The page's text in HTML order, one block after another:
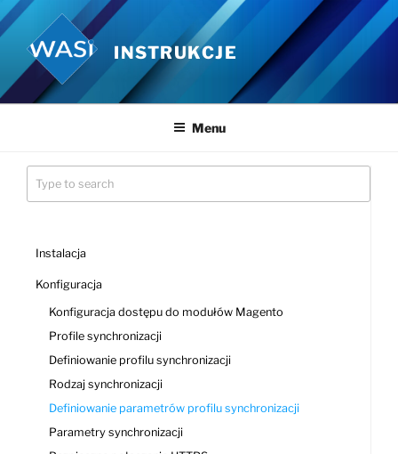
Przejdź
do
treści
INSTRUKCJE
Menu
Instalacja
Konfiguracja
Konfiguracja dostępu do modułów Magento
Profile synchronizacji
Definiowanie profilu synchronizacji
Rodzaj synchronizacji
Definiowanie parametrów profilu synchronizacji
Parametry synchronizacji